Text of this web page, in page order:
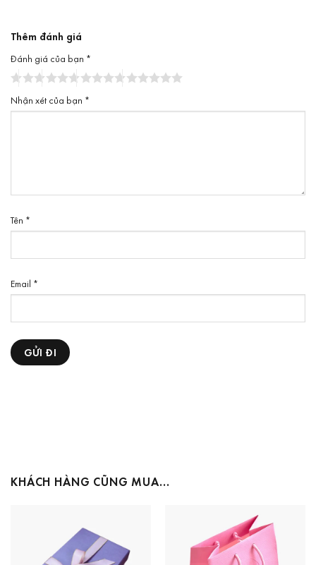
Thêm đánh giá
Đánh giá của bạn *
Nhận xét của bạn *
Tên *
Email *
KHÁCH HÀNG CŨNG MUA…